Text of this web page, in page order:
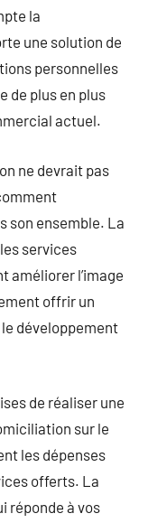
la
une solution de
personnelles
de plus en plus
actuel.
ne devrait pas
son ensemble. La
services
améliorer l’image
offrir un
développement
de réaliser une
sur le
les dépenses
offerts. La
réponde à vos